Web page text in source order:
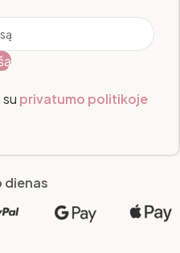
privatumo politikoje
dienas